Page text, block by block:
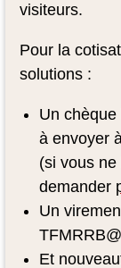
visiteurs.
Pour la
solutions :
Un chèque
à envoyer
(si vous ne
demander
Un
Et